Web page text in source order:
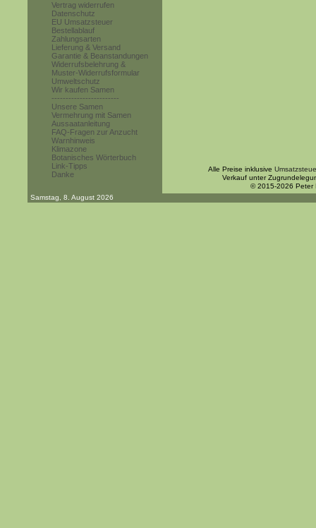
Vertrag widerrufen
Datenschutz
EU Umsatzsteuer
Bestellablauf
Zahlungsarten
Lieferung & Versand
Garantie & Beanstandungen
Widerrufsbelehrung &
Muster-Widerrufsformular
Umweltschutz
Wir kaufen Samen
------------------------
Unsere Samen
Vermehrung mit Samen
Aussaatanleitung
FAQ-Fragen zur Anzucht
Warnhinweis
Klimazone
Botanisches Wörterbuch
Link-Tipps
Danke
Alle Preise inklusive
Verkauf unter
© 2015-2026 Peter
Samstag, 8. August 2026